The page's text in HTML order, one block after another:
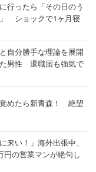
行ったら「その日のう
ショックで1ヶ月寝
自分勝手な理論を展開
男性 退職届も強気で
めたら新青森！ 絶望
来い！」海外出張中、
の営業マンが絶句し